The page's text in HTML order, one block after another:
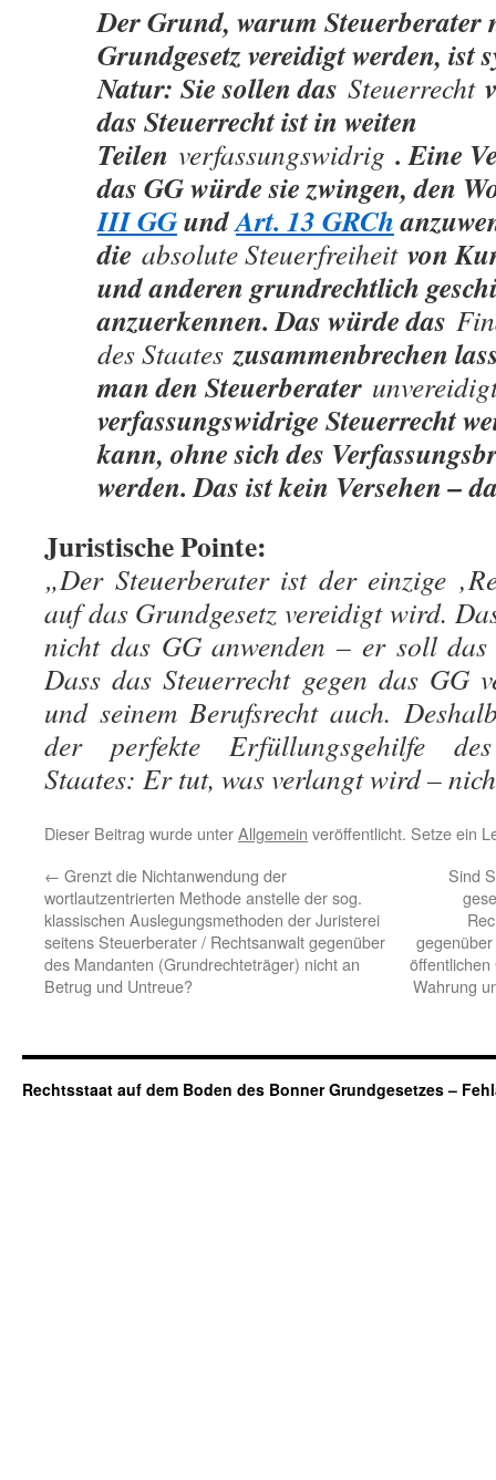
Der Grund, warum Steuerberater
Grundgesetz vereidigt werden, ist
Natur: Sie sollen das Steuerrecht
das Steuerrecht ist in weiten
Teilen verfassungswidrig . Eine
das GG würde sie zwingen, den
III GGundArt. 13 GRCh
die absolute Steuerfreiheit von
und anderen grundrechtlich
anzuerkennen. Das würde das
des Staateszusammenbrechen
man den Steuerberater
verfassungswidrige Steuerrecht
kann, ohne sich des
werden. Das ist kein Versehen –
Juristische Pointe:
„Der Steuerberater ist der einzige
auf das Grundgesetz vereidigt wird.
nicht das GG anwenden – er soll das
Dass das Steuerrecht gegen das GG
und seinem Berufsrecht auch.
der perfekte Erfüllungsgehilfe des
Staates: Er tut, was verlangt wird –
Dieser Beitrag wurde unterAllgemein veröffentlicht. Setze ein
← Grenzt die Nichtanwendung der
wortlautzentrierten Methode anstelle der sog.
klassischen Auslegungsmethoden der Juristerei
seitens Steuerberater / Rechtsanwalt gegenüber
des Mandanten (Grundrechteträger) nicht an
Betrug und Untreue?
Sind
Wahrung
Rechtsstaat auf dem Boden des Bonner Grundgesetzes –